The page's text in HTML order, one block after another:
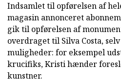
Indsamlet til opførelsen af
magasin annonceret
gik til opførelsen af
overdraget til Silva Costa,
muligheder: for eksempel
krucifiks, Kristi hænder
kunstner.